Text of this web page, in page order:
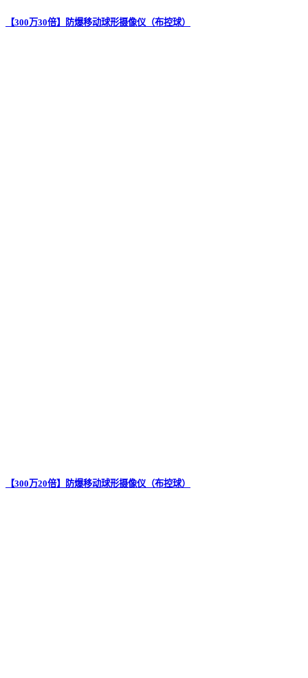
【300万30倍】防爆移动球形摄像仪（布控球）
【300万20倍】防爆移动球形摄像仪（布控球）